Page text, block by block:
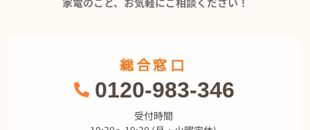
総合窓口
0120-983-346
受付時間